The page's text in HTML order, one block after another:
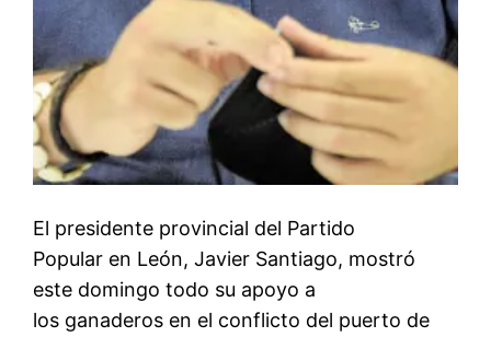
El presidente provincial del Partido
Popular en León, Javier Santiago, mostró
este domingo todo su apoyo a
los ganaderos en el conflicto del puerto de